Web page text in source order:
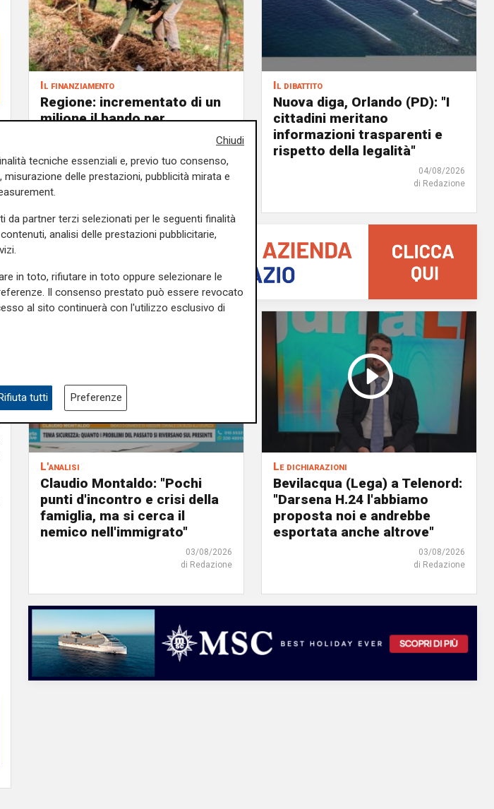
Il finanziamento
Regione: incrementato di un
milione il bando per
l'innovazione nell'agricoltura
di Redazione
Il dibattito
Nuova diga, Orlando (PD): "I
cittadini meritano
informazioni trasparenti e
rispetto della legalità"
04/08/2026
di Redazione
L'analisi
Claudio Montaldo: "Pochi
punti d'incontro e crisi della
famiglia, ma si cerca il
nemico nell'immigrato"
03/08/2026
di Redazione
Le dichiarazioni
Bevilacqua (Lega) a Telenord:
"Darsena H.24 l'abbiamo
proposta noi e andrebbe
esportata anche altrove"
03/08/2026
di Redazione
Chiudi
tecniche essenziali e, previo tuo consenso,
delle prestazioni, pubblicità mirata e
da partner terzi selezionati per le seguenti finalità
analisi delle prestazioni pubblicitarie,
in toto, rifiutare in toto oppure selezionare le
Il consenso prestato può essere revocato
al sito continuerà con l'utilizzo esclusivo di
Rifiuta tutti Preferenze